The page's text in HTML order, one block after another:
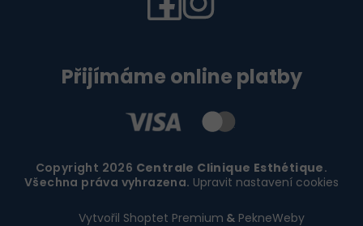
Přijímáme online platby
Copyright 2026 Centrale Clinique Esthétique.
Všechna práva vyhrazena. Upravit nastavení cookies
Vytvořil Shoptet Premium & PekneWeby